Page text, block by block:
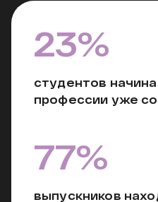
23%
студентов
профессии уже
77%
выпускников